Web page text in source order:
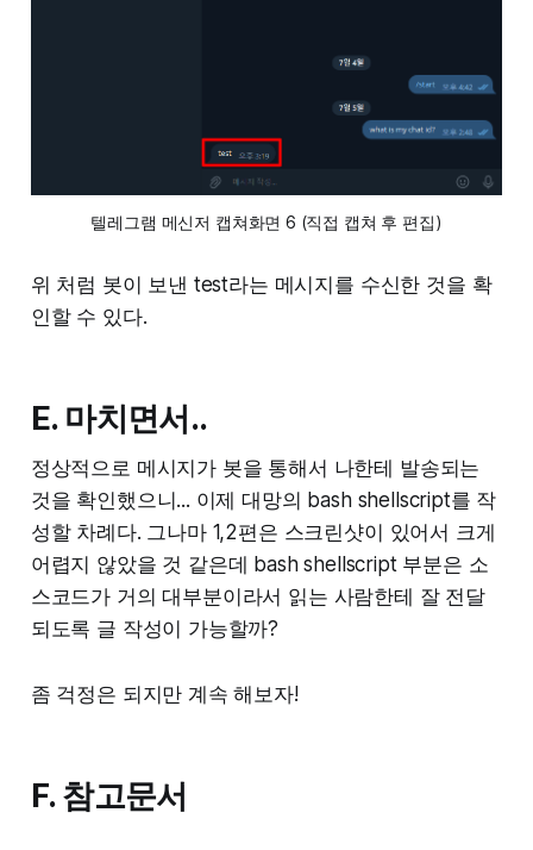
텔레그램 메신저 캡쳐화면 6 (직접 캡쳐 후 편집)
위 처럼 봇이 보낸 test라는 메시지를 수신한 것을 확
인할 수 있다.
E. 마치면서..
정상적으로 메시지가 봇을 통해서 나한테 발송되는
것을 확인했으니... 이제 대망의 bash shellscript를 작
성할 차례다. 그나마 1,2편은 스크린샷이 있어서 크게
어렵지 않았을 것 같은데 bash shellscript 부분은 소
스코드가 거의 대부분이라서 읽는 사람한테 잘 전달
되도록 글 작성이 가능할까?
좀 걱정은 되지만 계속 해보자!
F. 참고문서